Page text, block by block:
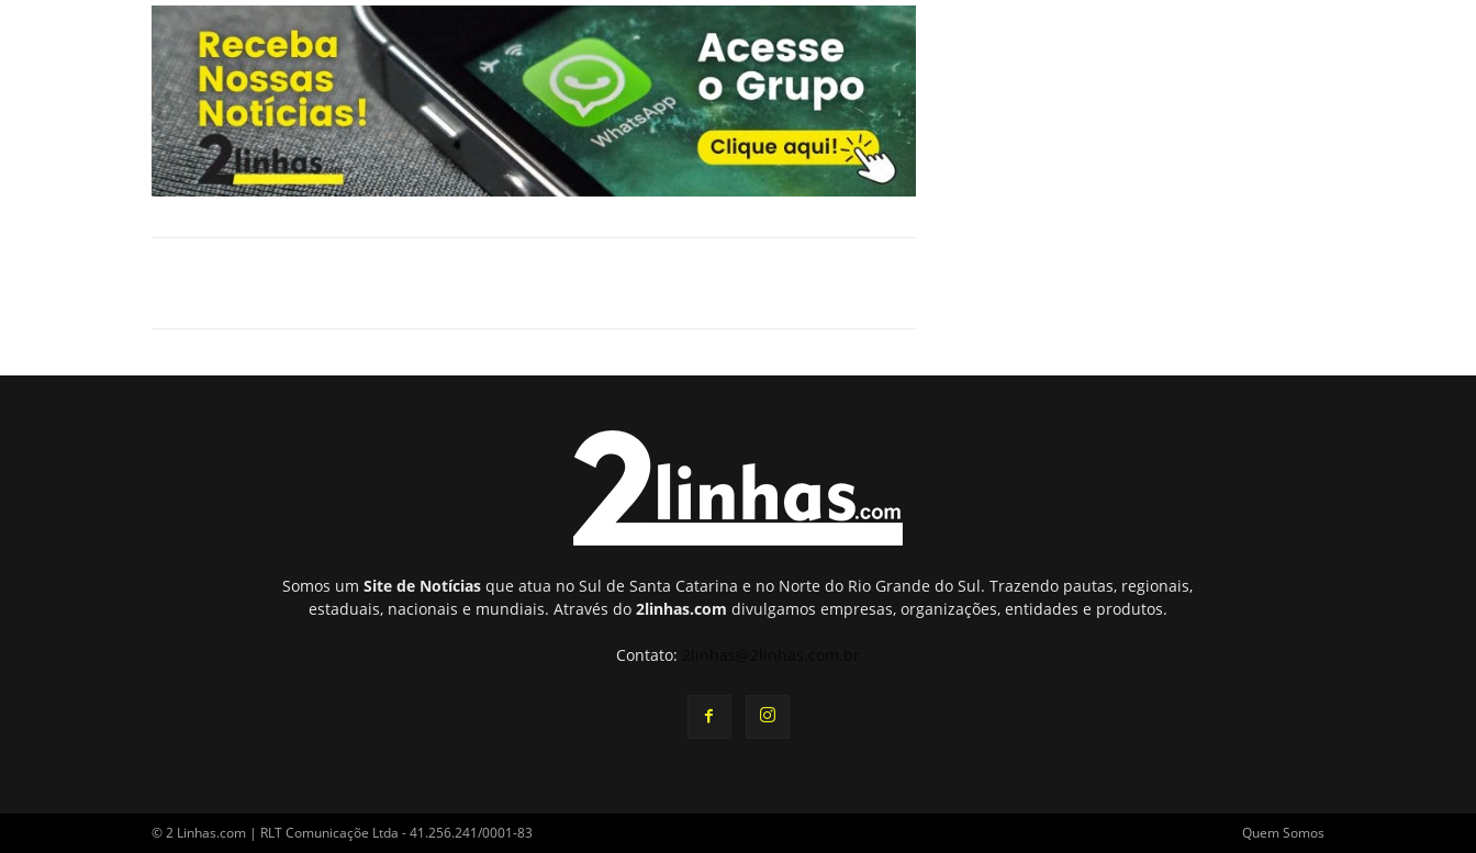
Somos umSite de Notícias que atua no Sul de Santa Catarina e no Norte do Rio Grande do Sul. Trazendo pautas, regionais,
estaduais, nacionais e mundiais. Através do 2linhas.com divulgamos empresas, organizações, entidades e produtos.
Contato:
Quem Somos
© 2 Linhas.com | RLT Comunicaçõe Ltda - 41.256.241/0001-83